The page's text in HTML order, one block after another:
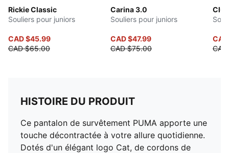
Rickie Classic
Souliers pour juniors
CAD $45.99
CAD $65.00
Carina 3.0
Souliers pour juniors
CAD $47.99
CAD $75.00
HISTOIRE DU PRODUIT
Ce pantalon de survêtement PUMA apporte une
touche décontractée à votre allure quotidienne.
Dotés d'un élégant logo Cat, de cordons de